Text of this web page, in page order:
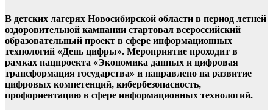
В детских лагерях Новосибирской области в период летней
оздоровительной кампании стартовал всероссийский
образовательный проект в сфере информационных
технологий «День цифры». Мероприятие проходит в
рамках нацпроекта «Экономика данных и цифровая
трансформация государства» и направлено на развитие
цифровых компетенций, кибербезопасность,
профориентацию в сфере информационных технологий.